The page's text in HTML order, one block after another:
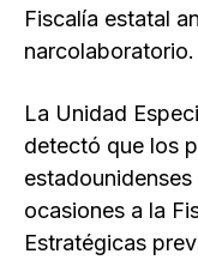
Fiscalía estatal
narcolaboratorio.
La Unidad
detectó que los
ocasiones a la
Estratégicas